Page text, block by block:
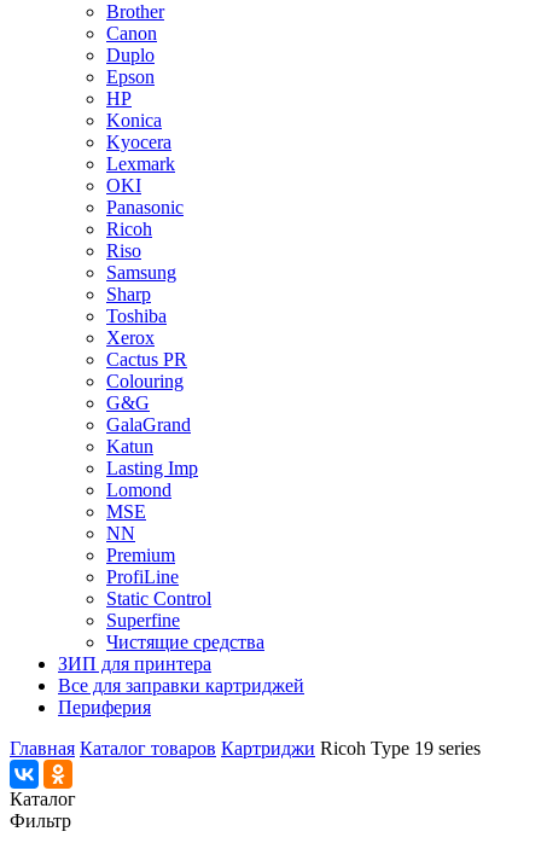
Brother
Canon
Duplo
Epson
HP
Konica
Kyocera
Lexmark
OKI
Panasonic
Ricoh
Riso
Samsung
Sharp
Toshiba
Xerox
Cactus PR
Colouring
G&G
GalaGrand
Katun
Lasting Imp
Lomond
MSE
NN
Premium
ProfiLine
Static Control
Superfine
Чистящие средства
ЗИП для принтера
Все для заправки картриджей
Периферия
Главная Каталог товаров Картриджи Ricoh Type 19 series
Каталог
Фильтр